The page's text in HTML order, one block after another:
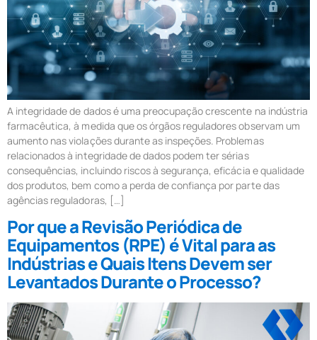
A integridade de dados é uma preocupação crescente na indústria
farmacêutica, à medida que os órgãos reguladores observam um
aumento nas violações durante as inspeções. Problemas
relacionados à integridade de dados podem ter sérias
consequências, incluindo riscos à segurança, eficácia e qualidade
dos produtos, bem como a perda de confiança por parte das
agências reguladoras, […]
Por que a Revisão Periódica de
Equipamentos (RPE) é Vital para as
Indústrias e Quais Itens Devem ser
Levantados Durante o Processo?